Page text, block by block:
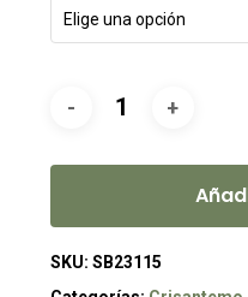
Elige una opción
SKU: SB23115